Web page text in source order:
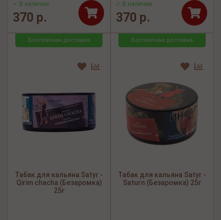
✓ В наличии
370 р.
✓ В наличии
370 р.
Бесплатная доставка
Табак для кальяна Satyr -
Qirim chacha (Безаромка)
25г
Бесплатная доставка
Табак для кальяна Satyr -
Saturn (Безаромка) 25г